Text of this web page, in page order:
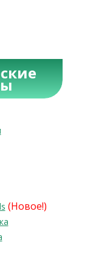
(Новое!)